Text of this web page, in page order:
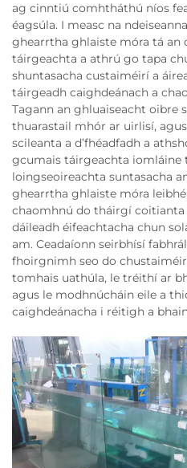
ag cinntiú comhtháthú níos
éagsúla. I measc na
ghearrtha ghlaiste móra tá an
táirgeachta a athrú go tapa
shuntasacha custaiméirí a
táirgeadh caighdeánach a
Tagann an ghluaiseacht oibre
thuarastail mhór ar uirlisí,
scileanta a d’fhéadfadh a
gcumais táirgeachta iomláine
loingseoireachta suntasacha
ghearrtha ghlaiste móra
chaomhnú do tháirgí
dáileadh éifeachtacha chun
am. Ceadaíonn seirbhísí
fhoirgnimh seo do
tomhais uathúla, le tréithí ar
agus le modhnúcháin eile a
caighdeánacha i réitigh a